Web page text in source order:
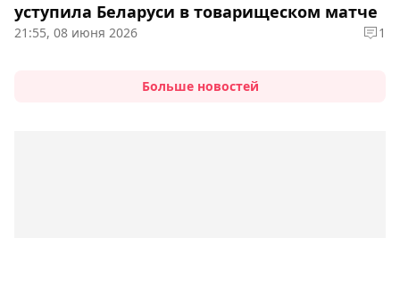
уступила Беларуси в товарищеском матче
21:55, 08 июня 2026 1
Больше новостей